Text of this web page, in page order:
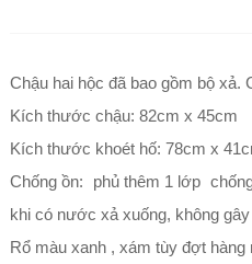
Chậu hai hộc đã bao gồm bộ xả.
Kích thước chậu: 82cm x 45cm
Kích thước khoét hố: 78cm x
Chống ồn: phủ thêm 1 lớp
khi có nước xả xuống, không
Rổ màu xanh , xám tùy đợt hàng